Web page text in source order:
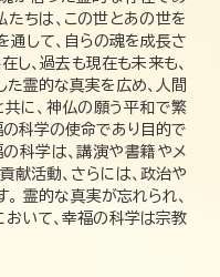
たちは、この世とあの世を
通して、自らの魂を成長さ
し、過去も現在も未来も、
た霊的な真実を広め、人間
に、神仏の願う平和で繁
の科学の使命であり目的で
科学は、講演や書籍やメ
献活動、さらには、政治や
霊的な真実が忘れられ、
いて、幸福の科学は宗教